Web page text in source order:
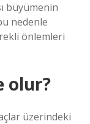
büyümenin
nedenle
önlemleri
olur?
üzerindeki